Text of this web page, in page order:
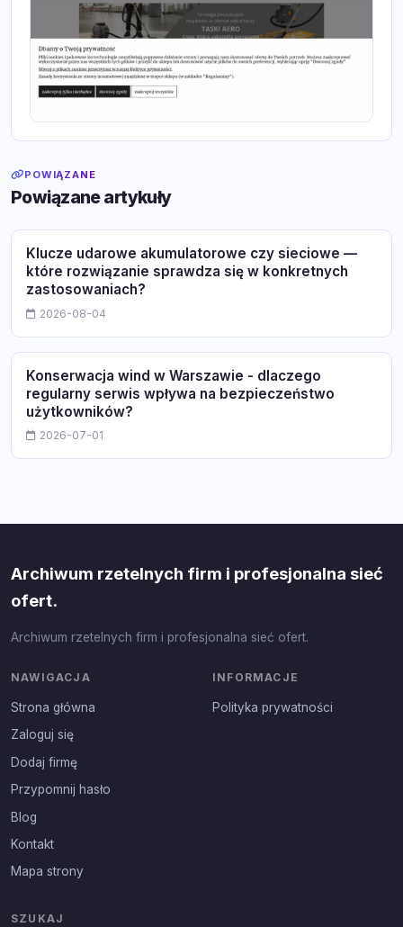
POWIĄZANE
Powiązane artykuły
Klucze udarowe akumulatorowe czy sieciowe —
które rozwiązanie sprawdza się w konkretnych
zastosowaniach?
2026-08-04
Konserwacja wind w Warszawie - dlaczego
regularny serwis wpływa na bezpieczeństwo
użytkowników?
2026-07-01
Archiwum rzetelnych firm i profesjonalna sieć
ofert.
Archiwum rzetelnych firm i profesjonalna sieć ofert.
NAWIGACJA
Strona główna
Zaloguj się
Dodaj firmę
Przypomnij hasło
Blog
Kontakt
Mapa strony
INFORMACJE
Polityka prywatności
SZUKAJ